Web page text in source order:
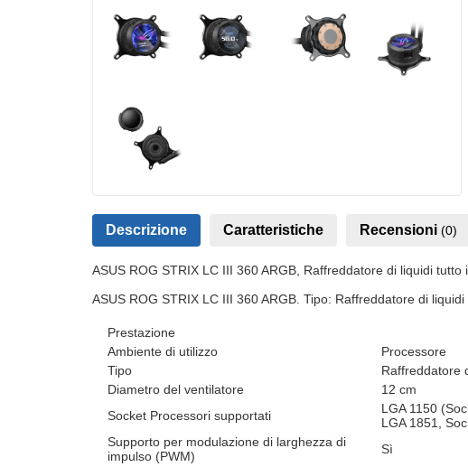
Descrizione Caratteristiche Recensioni (0)
ASUS ROG STRIX LC III 360 ARGB, Raffreddatore di liquidi tutto
ASUS ROG STRIX LC III 360 ARGB. Tipo: Raffreddatore di
Prestazione
Ambiente di utilizzo
Processore
Tipo
Raffreddatore
Diametro del ventilatore
12 cm
Socket Processori supportati
LGA 1150
LGA 1851,
Supporto per modulazione di larghezza di
impulso (PWM)
Sì